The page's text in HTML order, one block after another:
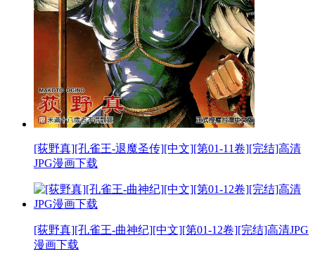
[荻野真][孔雀王-退魔圣传][中文][第01-11卷][完结]高清
JPG漫画下载
[荻野真][孔雀王-曲神纪][中文][第01-12卷][完结]高清JPG
漫画下载